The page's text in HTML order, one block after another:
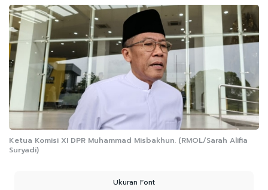
Ketua Komisi XI DPR Muhammad Misbakhun. (RMOL/Sarah Alifia
Suryadi)
Ukuran Font